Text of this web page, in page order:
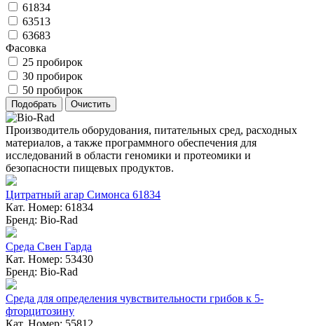
61834
63513
63683
Фасовка
25 пробирок
30 пробирок
50 пробирок
Производитель оборудования, питательных сред, расходных
материалов, а также программного обеспечения для
исследований в области геномики и протеомики и
безопасности пищевых продуктов.
Цитратный агар Симонса 61834
Кат. Номер: 61834
Бренд: Bio-Rad
Среда Свен Гарда
Кат. Номер: 53430
Бренд: Bio-Rad
Среда для определения чувствительности грибов к 5-
фторцитозину
Кат. Номер: 55812